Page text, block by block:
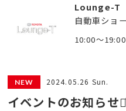
Lounge-T
自動車ショ
10:00～19:00
2024.05.26 Sun.
イベントのお知らせ